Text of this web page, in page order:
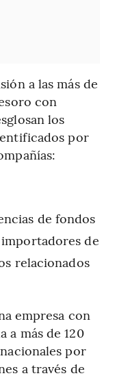
a las más de
con
los
por
de fondos
de
relacionados
empresa con
a más de 120
por
a través de